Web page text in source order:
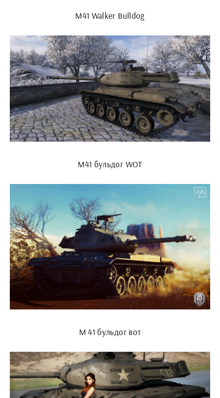
M41 Walker Bulldog
М41 бульдог WOT
М 41 бульдог вот